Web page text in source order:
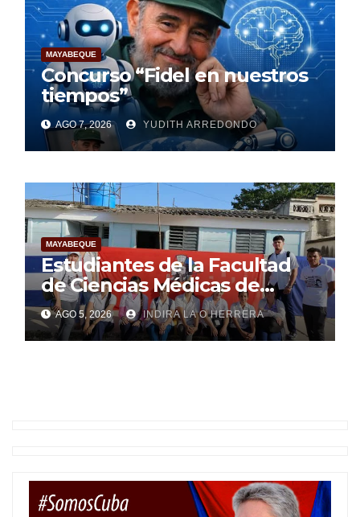
MAYABEQUE
Concurso “Fidel en nuestros
tiempos”
AGO 7, 2026 YUDITH ARREDONDO
MAYABEQUE
Estudiantes de la Facultad
de Ciencias Médicas de
Mayabeque realizan
pesquisa
AGO 5, 2026 INDIRA LA O HERRERA